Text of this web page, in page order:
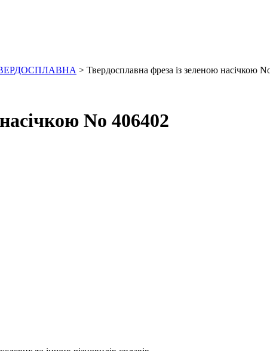
> Твердосплавна фреза із зеленою насічкою
No 406402